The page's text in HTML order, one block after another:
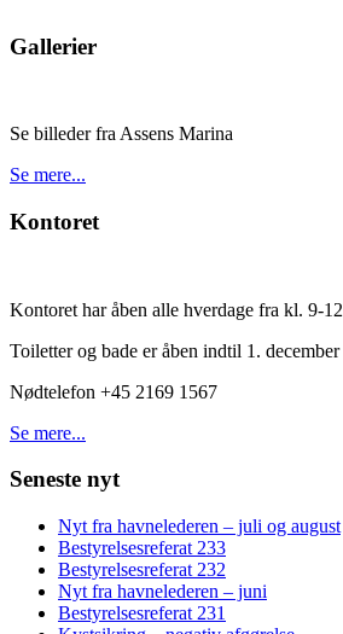
Gallerier
Se billeder fra Assens Marina
Se mere...
Kontoret
Kontoret har åben alle hverdage fra kl. 9-12
Toiletter og bade er åben indtil 1. december
Nødtelefon +45 2169 1567
Se mere...
Seneste nyt
Nyt fra havnelederen – juli og august
Bestyrelsesreferat 233
Bestyrelsesreferat 232
Nyt fra havnelederen – juni
Bestyrelsesreferat 231